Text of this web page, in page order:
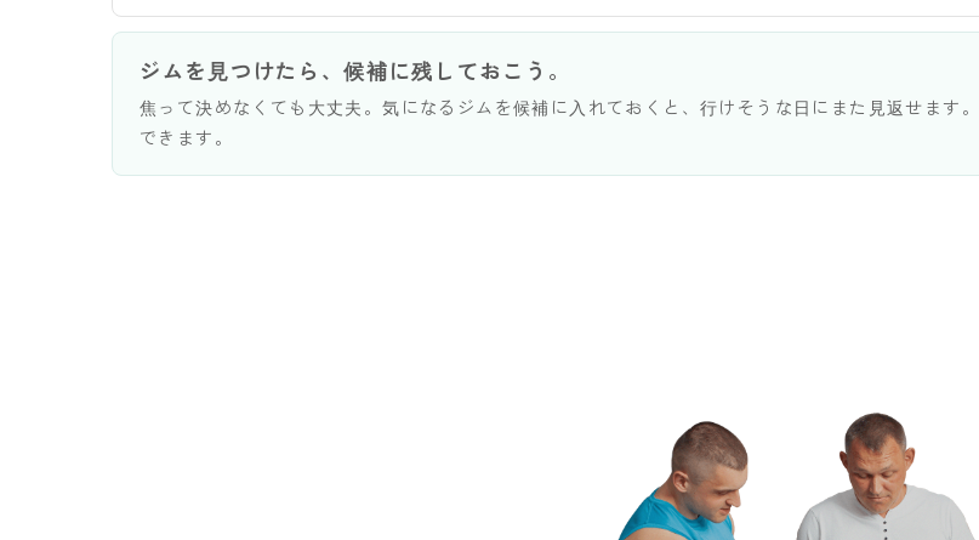
ジムを見つけたら、候補に残しておこう。
焦って決めなくても大丈夫。気になるジムを候補に入れておくと、行けそうな日にまた見返せます
できます。